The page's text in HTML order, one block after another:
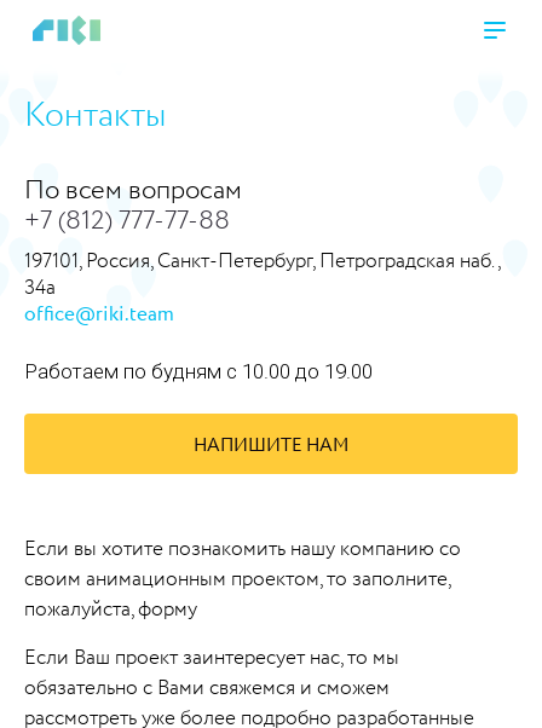
Контакты
https://www.high-endrolex.com/45
По всем вопросам
+7 (812) 777-77-88
197101, Россия, Санкт-Петербург, Петроградская наб.,
34а
office@riki.team
Работаем по будням с 10.00 до 19.00
НАПИШИТЕ НАМ
Если вы хотите познакомить нашу компанию со
своим анимационным проектом, то заполните,
пожалуйста, форму
Если Ваш проект заинтересует нас, то мы
обязательно с Вами свяжемся и сможем
рассмотреть уже более подробно разработанные